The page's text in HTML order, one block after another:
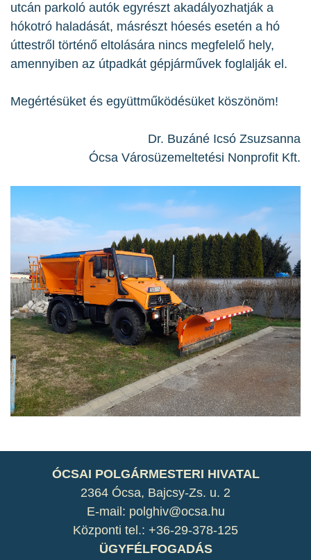
utcán parkoló autók egyrészt akadályozhatják a
hókotró haladását, másrészt hóesés esetén a hó
úttestről történő eltolására nincs megfelelő hely,
amennyiben az útpadkát gépjárművek foglalják el.
Megértésüket és együttműködésüket köszönöm!
Dr. Buzáné Icsó Zsuzsanna
Ócsa Városüzemeltetési Nonprofit Kft.
ÓCSAI POLGÁRMESTERI HIVATAL
2364 Ócsa, Bajcsy-Zs. u. 2
E-mail: polghiv@ocsa.hu
Központi tel.: +36-29-378-125
ÜGYFÉLFOGADÁS